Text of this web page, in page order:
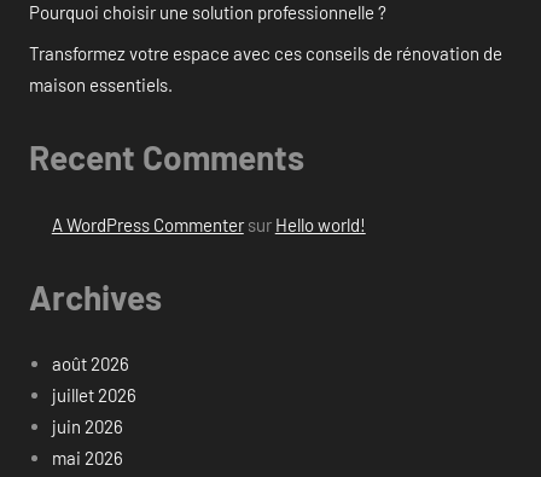
Pourquoi choisir une solution professionnelle ?
Transformez votre espace avec ces conseils de rénovation de
maison essentiels.
Recent Comments
A WordPress Commentersur Hello world!
Archives
août 2026
juillet 2026
juin 2026
mai 2026